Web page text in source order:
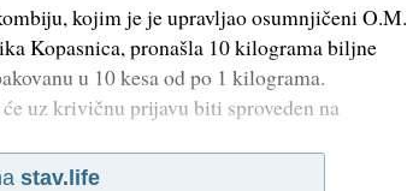
kojim je je upravljao osumnjičeni O.M.
Kopasnica, pronašla 10 kilograma biljne
u 10 kesa od po 1 kilograma.
uz krivičnu prijavu biti sproveden na
stav.life